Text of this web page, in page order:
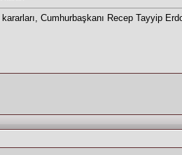
Cumhurbaşkanı Recep Tayyip